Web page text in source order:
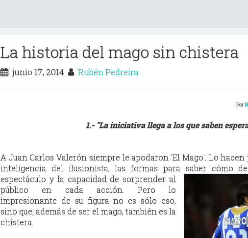
La historia del mago sin chistera
junio 17, 2014 Rubén Pedreira
Por
1.- "La iniciativa llega a los que saben
A Juan Carlos Valerón siempre le apodaron 'El Mago'. Lo
inteligencia del ilusionista, las formas para saber cómo
espectáculo y la capacidad de sorprender al
público en cada acción. Pero lo
impresionante de su figura no es sólo eso,
sino que, además de ser el mago, también es la
chistera.